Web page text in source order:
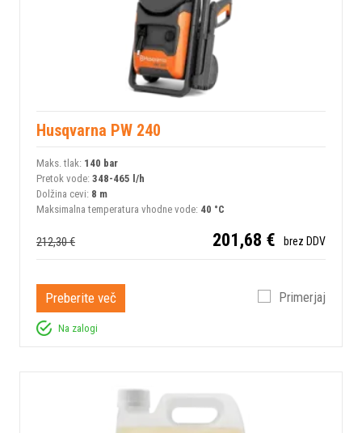
Husqvarna PW 240
Maks. tlak: 140 bar
Pretok vode: 348-465 l/h
Dolžina cevi: 8 m
Maksimalna temperatura vhodne vode: 40 °C
212,30 € 201,68 € brez DDV
Preberite več Primerjaj
Na zalogi